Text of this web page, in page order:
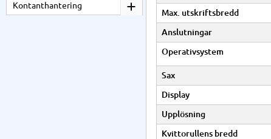
Max. utskriftsbredd
Anslutningar
Operativsystem
Sax
Display
Upplösning
Kvittorullens bredd
Kontanthantering